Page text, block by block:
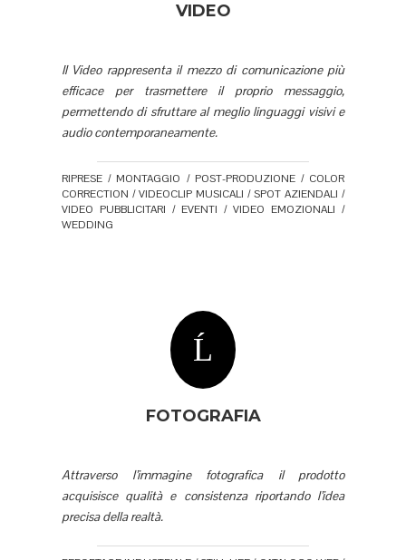
VIDEO
Il Video rappresenta il mezzo di comunicazione più
efficace per trasmettere il proprio messaggio,
permettendo di sfruttare al meglio linguaggi visivi e
audio contemporaneamente.
RIPRESE / MONTAGGIO / POST-PRODUZIONE / COLOR
CORRECTION / VIDEOCLIP MUSICALI / SPOT AZIENDALI /
VIDEO PUBBLICITARI / EVENTI / VIDEO EMOZIONALI /
WEDDING
FOTOGRAFIA
Attraverso l’immagine fotografica il prodotto
acquisisce qualità e consistenza riportando l’idea
precisa della realtà.